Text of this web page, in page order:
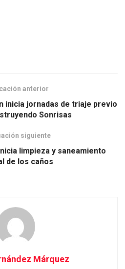
anterior
inicia jornadas de triaje previo
Sonrisas
siguiente
limpieza y saneamiento
de los caños
Márquez